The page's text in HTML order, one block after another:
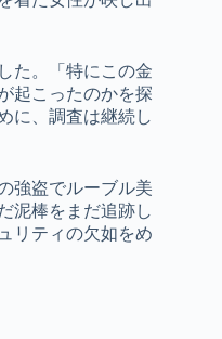
た。「特にこの金
起こったのかを探
に、調査は継続し
強盗でルーブル美
泥棒をまだ追跡し
リティの欠如をめ